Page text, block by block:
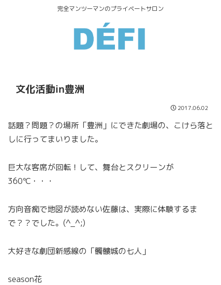
完全マンツーマンのプライベートサロン
文化活動in豊洲
2017.06.02
話題？問題？の場所「豊洲」にできた劇場の、こけら落と
しに行ってまいりました。
巨大な客席が回転！して、舞台とスクリーンが
360℃・・・
方向音痴で地図が読めない佐藤は、実際に体験するま
で？？でした。(^_^;)
大好きな劇団新感線の「髑髏城の七人」
season花